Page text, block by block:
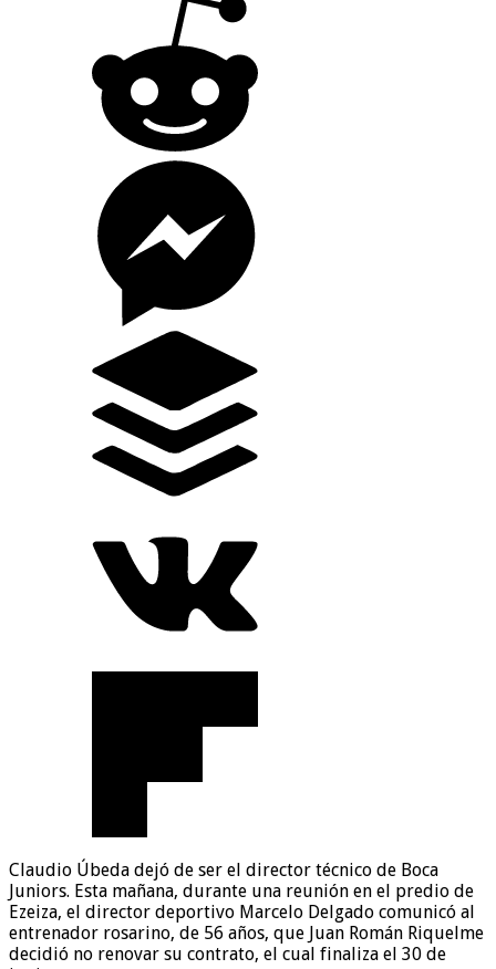
Claudio Úbeda dejó de ser el director técnico de Boca
Juniors. Esta mañana, durante una reunión en el predio de
Ezeiza, el director deportivo Marcelo Delgado comunicó al
entrenador rosarino, de 56 años, que Juan Román Riquelme
decidió no renovar su contrato, el cual finaliza el 30 de